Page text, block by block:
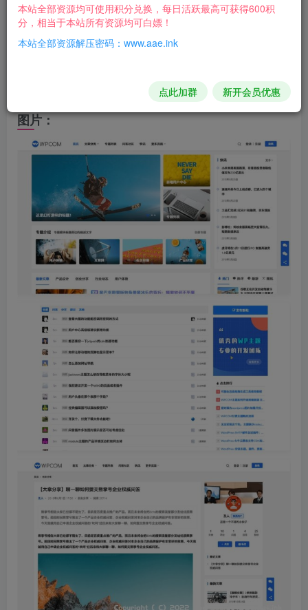
白
图片：
本站全部资源均可使用积分兑换，每日活跃最高可获得600积
分，相当于本站所有资源均可白嫖！
本站全部资源解压密码：www.aae.ink
点此加群 新开会员优惠